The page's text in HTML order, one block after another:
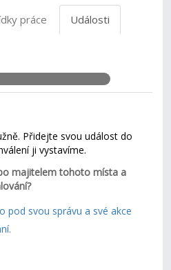
práce Události
Přidejte svou událost do
ji vystavíme.
majitelem tohoto místa a
pod svou správu a své akce